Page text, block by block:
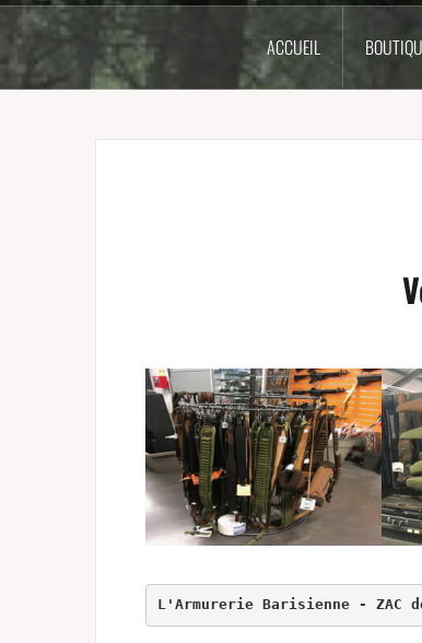
ACCUEIL
L'Armurerie Barisienne - ZAC